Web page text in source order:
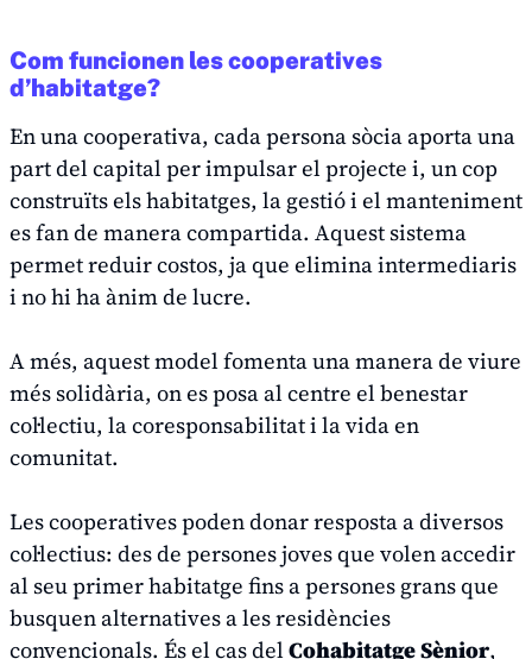
Com funcionen les cooperatives
d’habitatge?
En una cooperativa, cada persona sòcia aporta una
part del capital per impulsar el projecte i, un cop
construïts els habitatges, la gestió i el manteniment
es fan de manera compartida. Aquest sistema
permet reduir costos, ja que elimina intermediaris
i no hi ha ànim de lucre.
A més, aquest model fomenta una manera de viure
més solidària, on es posa al centre el benestar
col·lectiu, la coresponsabilitat i la vida en
comunitat.
Les cooperatives poden donar resposta a diversos
col·lectius: des de persones joves que volen accedir
al seu primer habitatge fins a persones grans que
busquen alternatives a les residències
convencionals. És el cas delCohabitatge Sènior,